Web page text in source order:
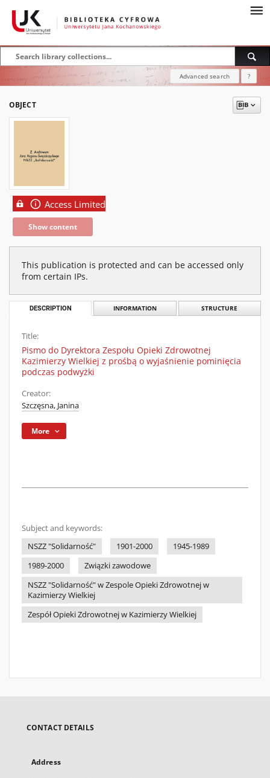
Advanced search ?
OBJECT
Access Limited
Show content
This publication is protected and can be accessed only
from certain IPs.
DESCRIPTION INFORMATION STRUCTURE
Title:
Pismo do Dyrektora Zespołu Opieki Zdrowotnej
Kazimierzy Wielkiej z prośbą o wyjaśnienie pominięcia
podczas podwyżki
Creator:
Szczęsna, Janina
More
Subject and keywords:
NSZZ "Solidarność"
1901-2000
1945-1989
1989-2000
Związki zawodowe
NSZZ "Solidarność" w Zespole Opieki Zdrowotnej w
Kazimierzy Wielkiej
Zespół Opieki Zdrowotnej w Kazimierzy Wielkiej
CONTACT DETAILS
Address